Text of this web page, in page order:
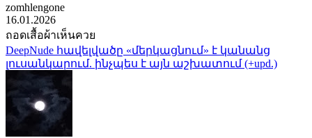
zomhlengone
16.01.2026
ถอดเสื้อผ้าเห็นควย
DeepNude հավելվածը «մերկացնում» է կանանց
լուսանկարում. ինչպես է այն աշխատում (+upd.)